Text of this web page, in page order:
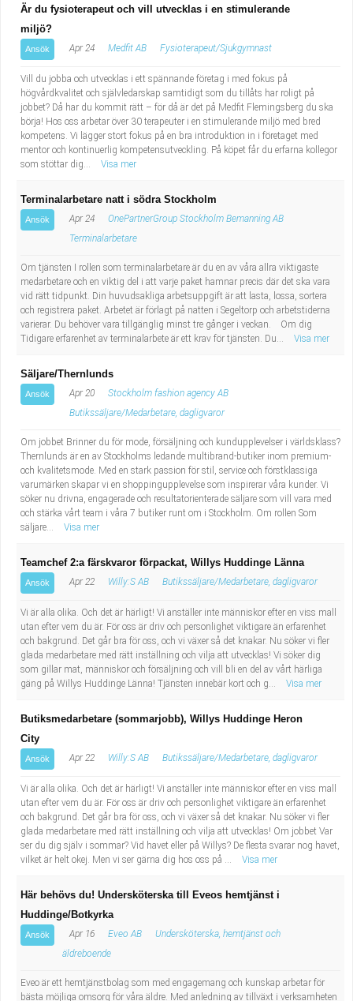
Är du fysioterapeut och vill utvecklas i en stimulerande
miljö?
Ansök Apr 24 Medfit AB Fysioterapeut/Sjukgymnast
Vill du jobba och utvecklas i ett spännande företag i med fokus på
högvårdkvalitet och självledarskap samtidigt som du tillåts har roligt på
jobbet? Då har du kommit rätt – för då är det på Medfit Flemingsberg du ska
börja! Hos oss arbetar över 30 terapeuter i en stimulerande miljö med bred
kompetens. Vi lägger stort fokus på en bra introduktion in i företaget med
mentor och kontinuerlig kompetensutveckling. På köpet får du erfarna kollegor
som stöttar dig...
Visa mer
Terminalarbetare natt i södra Stockholm
Ansök Apr 24
OnePartnerGroup Stockholm Bemanning AB
Terminalarbetare
Om tjänsten I rollen som terminalarbetare är du en av våra allra viktigaste
medarbetare och en viktig del i att varje paket hamnar precis där det ska vara
vid rätt tidpunkt. Din huvudsakliga arbetsuppgift är att lasta, lossa, sortera
och registrera paket. Arbetet är förlagt på natten i Segeltorp och arbetstiderna
varierar. Du behöver vara tillgänglig minst tre gånger i veckan. Om dig
Tidigare erfarenhet av terminalarbete är ett krav för tjänsten. Du...
Visa mer
Säljare/Thernlunds
Ansök Apr 20
Stockholm fashion agency AB
Butikssäljare/Medarbetare, dagligvaror
Om jobbet Brinner du för mode, försäljning och kundupplevelser i världsklass?
Thernlunds är en av Stockholms ledande multibrand-butiker inom premium-
och kvalitetsmode. Med en stark passion för stil, service och förstklassiga
varumärken skapar vi en shoppingupplevelse som inspirerar våra kunder. Vi
söker nu drivna, engagerade och resultatorienterade säljare som vill vara med
och stärka vårt team i våra 7 butiker runt om i Stockholm. Om rollen Som
säljare...
Visa mer
Teamchef 2:a färskvaror förpackat, Willys Huddinge Länna
Ansök Apr 22 Willy:S AB Butikssäljare/Medarbetare, dagligvaror
Vi är alla olika. Och det är härligt! Vi anställer inte människor efter en viss mall
utan efter vem du är. För oss är driv och personlighet viktigare än erfarenhet
och bakgrund. Det går bra för oss, och vi växer så det knakar. Nu söker vi fler
glada medarbetare med rätt inställning och vilja att utvecklas! Vi söker dig
som gillar mat, människor och försäljning och vill bli en del av vårt härliga
gäng på Willys Huddinge Länna! Tjänsten innebär kort och g...
Visa mer
Butiksmedarbetare (sommarjobb), Willys Huddinge Heron
City
Ansök Apr 22 Willy:S AB Butikssäljare/Medarbetare, dagligvaror
Vi är alla olika. Och det är härligt! Vi anställer inte människor efter en viss mall
utan efter vem du är. För oss är driv och personlighet viktigare än erfarenhet
och bakgrund. Det går bra för oss, och vi växer så det knakar. Nu söker vi fler
glada medarbetare med rätt inställning och vilja att utvecklas! Om jobbet Var
ser du dig själv i sommar? Vid havet eller på Willys? De flesta svarar nog havet,
vilket är helt okej. Men vi ser gärna dig hos oss på ...
Visa mer
Här behövs du! Undersköterska till Eveos hemtjänst i
Huddinge/Botkyrka
Ansök Apr 16 Eveo AB
Undersköterska, hemtjänst och
äldreboende
Eveo är ett hemtjänstbolag som med engagemang och kunskap arbetar för
bästa möjliga omsorg för våra äldre. Med anledning av tillväxt i verksamheten